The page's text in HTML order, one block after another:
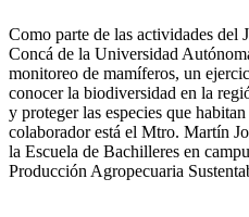
Como parte de las actividades del
Concá de la Universidad
monitoreo de mamíferos, un
conocer la biodiversidad en la
y proteger las especies que
colaborador está el Mtro. Martín
la Escuela de Bachilleres en
Producción Agropecuaria